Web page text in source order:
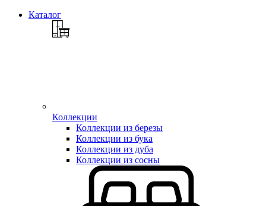
Каталог
Коллекции
Коллекции из березы
Коллекции из бука
Коллекции из дуба
Коллекции из сосны